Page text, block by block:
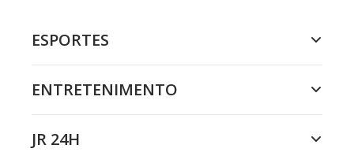
ESPORTES
ENTRETENIMENTO
JR 24H